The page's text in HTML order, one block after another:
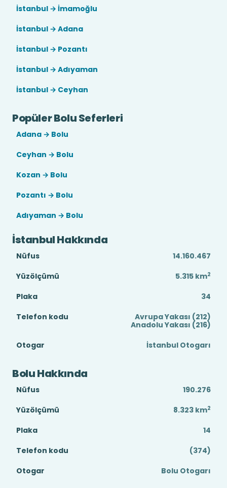
İstanbul → İmamoğlu
İstanbul → Adana
İstanbul → Pozantı
İstanbul → Adıyaman
İstanbul → Ceyhan
Popüler Bolu Seferleri
Adana → Bolu
Ceyhan → Bolu
Kozan → Bolu
Pozantı → Bolu
Adıyaman → Bolu
İstanbul Hakkında
Nüfus
14.160.467
Yüzölçümü
5.315 km2
Plaka
34
Telefon kodu
Avrupa Yakası (212)
Anadolu Yakası (216)
Otogar
İstanbul Otogarı
Bolu Hakkında
Nüfus
190.276
Yüzölçümü
8.323 km2
Plaka
14
Telefon kodu
(374)
Otogar
Bolu Otogarı